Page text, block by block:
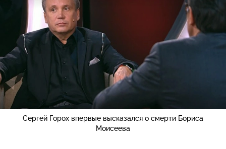
Сергей Горох впервые высказался о смерти Бориса
Моисеева